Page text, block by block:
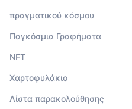
πραγματικού κόσμου
Παγκόσμια Γραφήματα
NFT
Χαρτοφυλάκιο
Λίστα παρακολούθησης